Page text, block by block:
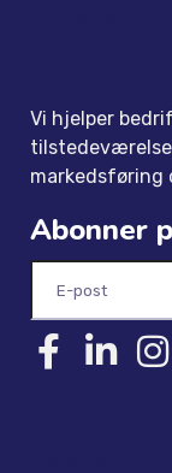
Vi hjelper
markedsføring
Abonner